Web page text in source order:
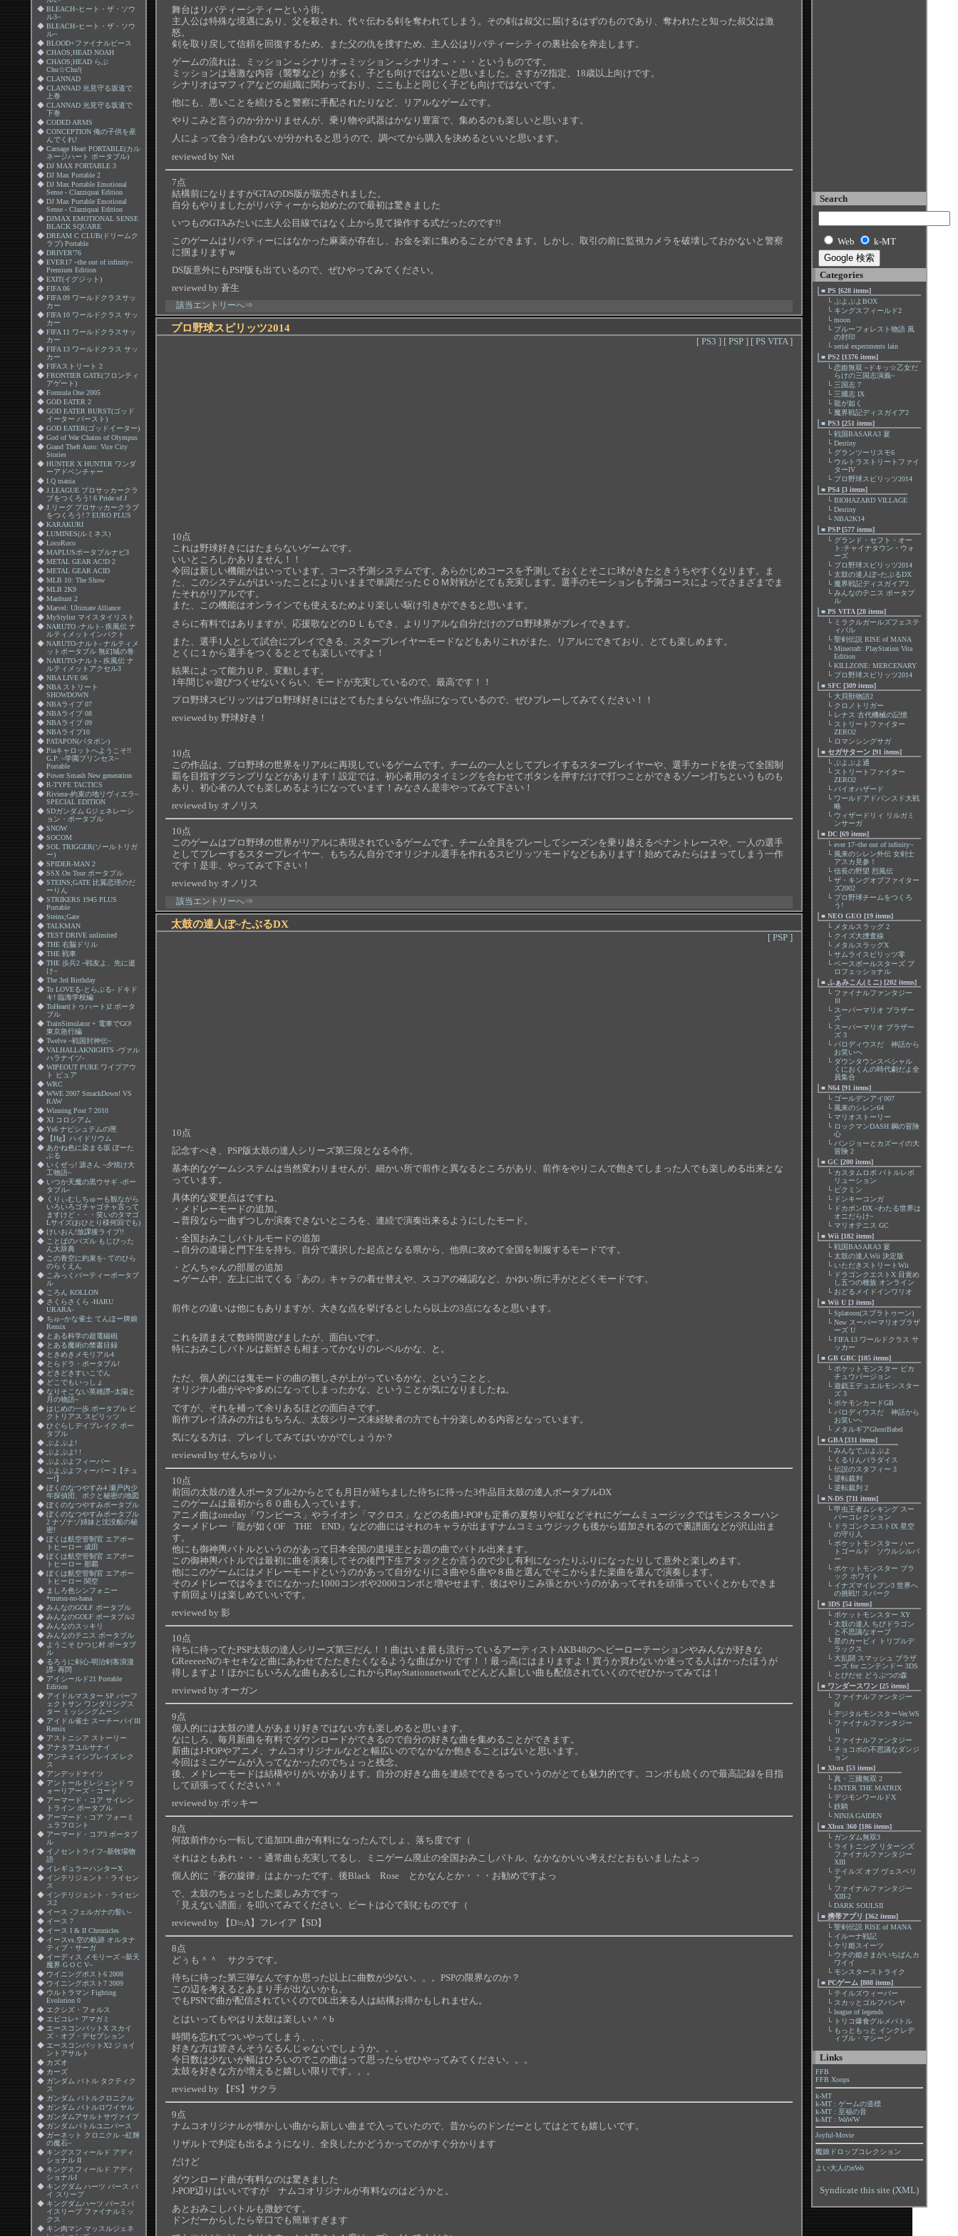
◆ BLEACH~ヒート・ザ・ソウ
ル3~
◆ BLEACH~ヒート・ザ・ソウ
ル~
◆ BLOOD+ファイナルピース
◆ CHAOS;HEAD NOAH
◆ CHAOS;HEAD らぶ
Chu☆Chu!(
◆ CLANNAD
◆ CLANNAD 光見守る坂道で
上巻
◆ CLANNAD 光見守る坂道で
下巻
◆ CODED ARMS
◆ CONCEPTION 俺の子供を産
んでくれ!
◆ Carnage Heart PORTABLE(カル
ネージハート ポータブル)
◆ DJ MAX PORTABLE 3
◆ DJ Max Portable 2
◆ DJ Max Portable Emotional
Sense - Clazziquai Edition
◆ DJ Max Portable Emotional
Sense - Clazziquai Edition
◆ DJMAX EMOTIONAL SENSE
BLACK SQUARE
◆ DREAM C CLUB(ドリームク
ラブ) Portable
◆ DRIVER'76
◆ EVER17 ~the out of infinity~
Premium Edition
◆ EXIT(イグジット)
◆ FIFA 06
◆ FIFA 09 ワールドクラスサッ
カー
◆ FIFA 10 ワールドクラス サッ
カー
◆ FIFA 11 ワールドクラスサッ
カー
◆ FIFA 13 ワールドクラス サッ
カー
◆ FIFAストリート 2
◆ FRONTIER GATE(フロンティ
アゲート)
◆ Formula One 2005
◆ GOD EATER 2
◆ GOD EATER BURST(ゴッド
イーター バースト)
◆ GOD EATER(ゴッドイーター)
◆ God of War Chains of Olympus
◆ Grand Theft Auto: Vice City
Stories
◆ HUNTER X HUNTER ワンダ
ーアドベンチャー
◆ I.Q mania
◆ J.LEAGUE プロサッカークラ
ブをつくろう! 6 Pride of J
◆ J.リーグ プロサッカークラブ
をつくろう! 7 EURO PLUS
◆ KARAKURI
◆ LUMINES(ルミネス)
◆ LocoRoco
◆ MAPLUSポータブルナビ3
◆ METAL GEAR AC!D 2
◆ METAL GEAR ACID
◆ MLB 10: The Show
◆ MLB 2K9
◆ Manhunt 2
◆ Marvel: Ultimate Alliance
◆ MyStylist マイスタイリスト
◆ NARUTO -ナルト- 疾風伝 ナ
ルティメットインパクト
◆ NARUTO-ナルト- ナルティメ
ットポータブル 無幻城の巻
◆ NARUTO-ナルト- 疾風伝 ナ
ルティメットアクセル3
◆ NBA LIVE 06
◆ NBA ストリート
SHOWDOWN
◆ NBAライブ 07
◆ NBAライブ 08
◆ NBAライブ 09
◆ NBAライブ10
◆ PATAPON(パタポン)
◆ Piaキャロットへようこそ!!
G.P. ~学園プリンセス~
Portable
◆ Power Smash New generation
◆ R-TYPE TACTICS
◆ Riviera~約束の地リヴィエラ~
SPECIAL EDITION
◆ SDガンダム Gジェネレーシ
ョン・ポータブル
◆ SNOW
◆ SOCOM
◆ SOL TRIGGER(ソールトリガ
ー)
◆ SPIDER-MAN 2
◆ SSX On Tour ポータブル
◆ STEINS;GATE 比翼恋理のだ
ーりん
◆ STRIKERS 1945 PLUS
Portable
◆ Steins;Gate
◆ TALKMAN
◆ TEST DRIVE unlimited
◆ THE 右脳ドリル
◆ THE 戦車
◆ THE 歩兵2 ~戦友よ、先に逝
け~
◆ The 3rd Birthday
◆ To LOVEる-とらぶる- ドキド
キ! 臨海学校編
◆ ToHeart(トゥハート)2 ポータ
ブル
◆ TrainSimulator + 電車でGO!
東京急行編
◆ Twelve ~戦国封神伝~
◆ VALHALLAKNIGHTS -ヴァル
ハラナイツ-
◆ WIPEOUT PURE ワイプアウ
ト ピュア
◆ WRC
◆ WWE 2007 SmackDown! VS
RAW
◆ Winning Post 7 2010
◆ XI コロシアム
◆ Ys6 ナピシュテムの匣
◆
【Hg】ハイドリウム
◆ あかね色に染まる坂 ぽーた
ぶる
◆ いくぜっ! 源さん ~夕焼け大
工物語~
◆ いつか天魔の黒ウサギ -ポー
タブル-
◆ くりぃむしちゅーも観ながら
いろいろゴチャゴチャ言って
ますけど・・・笑いのタマゴ
Lサイズ(おひとり様何回でも)
◆ けいおん!放課後ライブ!!
◆ ことばのパズル もじぴった
ん大辞典
◆ この青空に約束を- てのひら
のらくえん
◆ こみっくパーティーポータブ
ル
◆ ころん KOLLON
◆ さくらさくら -HARU
URARA-
◆ ちゅ~かな雀士 てんほー牌娘
Remix
◆ とある科学の超電磁砲
◆ とある魔術の禁書目録
◆ ときめきメモリアル4
◆ とらドラ・ポータブル!
◆ どきどきすいこでん
◆ どこでもいっしょ
◆ なりそこない英雄譚~太陽と
月の物語~
◆ はじめの一歩 ポータブル ビ
クトリアス スピリッツ
◆ ひぐらしデイブレイク ポー
タブル
◆
ぷよぷよ!
◆
ぷよぷよ! !
◆
ぷよぷよフィーバー
◆
ぷよぷよフィーバー 2【チュ
ー!】
◆ ぼくのなつやすみ4 瀬戸内少
年探偵団、ボクと秘密の地図
◆ ぼくのなつやすみポータブル
◆ ぼくのなつやすみポータブル
2 ナゾナゾ姉妹と沈没船の秘
密!
◆ ぼくは航空管制官 エアポー
トヒーロー 成田
◆ ぼくは航空管制官 エアポー
トヒーロー 那覇
◆ ぼくは航空管制官 エアポー
トヒーロー 関空
◆ ましろ色シンフォニー
*mutsu-no-hana
◆ みんなのGOLF ポータブル
◆ みんなのGOLF ポータブル2
◆ みんなのスッキリ
◆ みんなのテニス ポータブル
◆ ようこそ ひつじ村 ポータブ
ル
◆ るろうに剣心-明治剣客浪漫
譚- 再閃
◆ アイシールド21 Portable
Edition
◆ アイドルマスター SP パーフ
ェクトサン ワンダリングス
ター ミッシングムーン
◆ アイドル雀士 スーチーパイIII
Remix
◆ アストニシア ストーリー
◆ アナタヲユルサナイ
◆ アンチェインブレイズ レク
ス
◆ アンデッドナイツ
◆ アントールドレジェンド ウ
ォーリアーズ・コード
◆ アーマード・コア サイレン
トライン ポータブル
◆ アーマード・コア フォーミ
ュラフロント
◆ アーマード・コア3 ポータブ
ル
◆ イノセントライフ~新牧場物
語
◆ イレギュラーハンターX
◆ インテリジェント・ライセン
ス
◆ インテリジェント・ライセン
ス2
◆ イース -フェルガナの誓い-
◆ イース 7
◆ イース I & II Chronicles
◆ イースvs.空の軌跡 オルタナ
ティブ・サーガ
◆ イーディス メモリーズ ~新天
魔界 G O C V~
◆ ウイニングポスト6 2008
◆ ウイニングポスト7 2009
◆ ウルトラマン Fighting
Evolution 0
◆ エクシズ・フォルス
◆ エビコレ+ アマガミ
◆ エースコンバットX スカイ
ズ・オブ・デセプション
◆ エースコンバットX2 ジョイ
ントアサルト
◆ カズオ
◆ カーズ
◆ ガンダム バトル タクティク
ス
◆ ガンダム バトルクロニクル
◆ ガンダム バトルロワイヤル
◆ ガンダムアサルトサヴァイブ
◆ ガンダムバトルユニバース
◆ ガーネット クロニクル ~紅輝
の魔石~
◆ キングスフィールド アディ
ショナル II
◆ キングスフィールド アディ
ショナルI
◆ キングダム ハーツ バース バ
イ スリープ
◆ キングダムハーツ バースバ
イスリープ ファイナルミッ
クス
◆ キン肉マン マッスルジェネ
Search
Web k-MT
Categories
■PS [628 items]
└
ぷよぷよBOX
└ キングスフィールド2
└ moon
└ ブルーフォレスト物語 風
の封印
└ serial experiments lain
■PS2 [1376 items]
└ 恋姫無双 ~ドキッ☆乙女だ
らけの三国志演義~
└ 三国志 7
└ 三國志 IX
└ 龍が如く
└ 魔界戦記ディスガイア2
■PS3 [251 items]
└ 戦国BASARA3 宴
└ Destiny
└ グランツーリスモ6
└ ウルトラストリートファイ
ターIV
└ プロ野球スピリッツ2014
■PS4 [3 items]
└ BIOHAZARD VILLAGE
└ Destiny
└ NBA2K14
■PSP [577 items]
└ グランド・セフト・オー
ト:チャイナタウン・ウォ
ーズ
└ プロ野球スピリッツ2014
└ 太鼓の達人ぽ~たぶるDX
└ 魔界戦記ディスガイア2
└ みんなのテニス ポータブ
ル
■PS VITA [28 items]
└ ミラクルガールズフェステ
ィバル
└ 聖剣伝説 RISE of MANA
└ Minecraft: PlayStation Vita
Edition
└ KILLZONE: MERCENARY
└ プロ野球スピリッツ2014
■SFC [309 items]
└ 大貝獣物語2
└ クロノトリガー
└ レナス 古代機械の記憶
└ ストリートファイター
ZERO2
└ ロマンシングサガ
■セガサターン [91 items]
└
ぷよぷよ通
└ ストリートファイター
ZERO2
└ バイオハザード
└ ワールドアドバンスド大戦
略
└ ウィザードリィ リルガミ
ンサーガ
■DC [69 items]
└ ever 17~the out of infinity~
└ 風来のシレン外伝 女剣士
アスカ見参！
└ 信長の野望 烈風伝
└ ザ・キングオブファイター
ズ2002
└ プロ野球チームをつくろ
う!
■NEO GEO [19 items]
└ メタルスラッグ 2
└ クイズ大捜査線
└ メタルスラッグX
└ サムライスピリッツ零
└ ベースボールスターズ プ
ロフェッショナル
■ふぁみこん(ミニ) [202 items]
└ ファイナルファンタジー
Ⅲ
└ スーパーマリオ ブラザー
ズ
└ スーパーマリオ ブラザー
ズ 3
└ パロディウスだ 神話から
お笑いへ
└ ダウンタウンスペシャル
くにおくんの時代劇だよ全
員集合
■N64 [91 items]
└ ゴールデンアイ007
└ 風来のシレン64
└ マリオストーリー
└ ロックマンDASH 鋼の冒険
心
└ バンジョーとカズーイの大
冒険 2
■GC [200 items]
└ カスタムロボ バトルレボ
リューション
└ ピクミン
└ ドンキーコンガ
└ ドカポンDX ~わたる世界は
オニだらけ~
└ マリオテニス GC
■Wii [182 items]
└ 戦国BASARA3 宴
└ 太鼓の達人Wii 決定版
└ いただきストリートWii
└ ドラゴンクエストX 目覚め
し五つの種族 オンライン
└ おどるメイドインワリオ
■Wii U [3 items]
└ Splatoon(スプラトゥーン)
└ New スーパーマリオブラザ
ーズ U
└ FIFA 13 ワールドクラス サ
ッカー
■GB GBC [185 items]
└ ポケットモンスター ピカ
チュウバージョン
└ 遊戯王デュエルモンスター
ズ 3
└ ポケモンカードGB
└ パロディウスだ 神話から
お笑いへ
└ メタルギアGhostBabel
■GBA [331 items]
└ みんなでぷよぷよ
└ くるりんパラダイス
└ 伝説のスタフィー 3
└ 逆転裁判
└ 逆転裁判 2
■N-DS [711 items]
└ 甲虫王者ムシキング スー
パーコレクション
└ ドラゴンクエストIX 星空
の守り人
└ ポケットモンスター ハー
トゴールド ソウルシルバ
ー
└ ポケットモンスター ブラ
ック ホワイト
└ イナズマイレブン3 世界へ
の挑戦!! スパーク
■3DS [54 items]
└ ポケットモンスター XY
└ 太鼓の達人 ちびドラゴン
と不思議なオーブ
└ 星のカービィ トリプルデ
ラックス
└ 大乱闘 スマッシュ ブラザ
ーズ for ニンテンドー 3DS
└ とびだせ どうぶつの森
■ ワンダースワン [25 items]
└ ファイナルファンタジー
Ⅳ
└ デジタルモンスターVer.WS
└ ファイナルファンタジー
Ⅱ
└ ファイナルファンタジー
└ チョコボの不思議なダンジ
ョン
■Xbox [53 items]
└ 真・三國無双 2
└ ENTER THE MATRIX
└ デジモンワールドX
└ 鉄騎
└ NINJA GAIDEN
■Xbox 360 [186 items]
└ ガンダム無双3
└ ライトニング リターンズ
ファイナルファンタジー
XIII
└ テイルズ オブ ヴェスペリ
ア
└ ファイナルファンタジー
XIII-2
└ DARK SOULSII
■携帯アプリ [362 items]
└ 聖剣伝説 RISE of MANA
└ イルーナ戦記
└ ケリ姫スイーツ
└ ウチの姫さまがいちばんカ
ワイイ
└ モンスターストライク
■PCゲーム [808 items]
└ テイルズウィーバー
└ スカッとゴルフパンヤ
└ league of legends
└ トリコ爆食グルメバトル
└ もっともっと インクレデ
ィブル・マシーン
Links
FFB
FFB Xoops
k-MT
k-MT : ゲームの道標
k-MT : 至福の音
k-MT : WaWW
Joyful-Movie
艦娘ドロップコレクション
よい大人のnWo
Syndicate this site (XML)
舞台はリバティーシティーという街。
主人公は特殊な境遇にあり、父を殺され、代々伝わる剣を奪われてしまう。その剣は叔父に届けるはずのものであり、奪われたと知った叔父は激
怒。
剣を取り戻して信頼を回復するため、また父の仇を捜すため、主人公はリバティーシティの裏社会を奔走します。
ゲームの流れは、ミッション→シナリオ→ミッション→シナリオ→・・・というものです。
ミッションは過激な内容（襲撃など）が多く、子ども向けではないと思いました。さすがZ指定、18歳以上向けです。
シナリオはマフィアなどの組織に関わっており、ここも上と同じく子ども向けではないです。
他にも、悪いことを続けると警察に手配されたりなど、リアルなゲームです。
やりこみと言うのか分かりませんが、乗り物や武器はかなり豊富で、集めるのも楽しいと思います。
人によって合う/合わないが分かれると思うので、調べてから購入を決めるといいと思います。
reviewed by Net
7点
結構前になりますがGTAのDS版が販売されました。
自分もやりましたがリバティーから始めたので最初は驚きました
いつものGTAみたいに主人公目線ではなく上から見て操作する式だったのです!!
このゲームはリバティーにはなかった麻薬が存在し、お金を楽に集めることができます。しかし、取引の前に監視カメラを破壊しておかないと警察
に掴まりますｗ
DS版意外にもPSP版も出ているので、ぜひやってみてください。
reviewed by 蒼生
該当エントリーへ⇒
プロ野球スピリッツ2014
[ PS3 ] [ PSP ] [ PS VITA]
10点
これは野球好きにはたまらないゲームです。
いいところしかありません！！
今回は新しい機能がはいっています。コース予測システムです。あらかじめコースを予測しておくとそこに球がきたときうちやすくなります。ま
た、このシステムがはいったことによりいままで単調だったＣＯＭ対戦がとても充実します。選手のモーションも予測コースによってさまざまでま
たそれがリアルです。
また、この機能はオンラインでも使えるためより楽しい駆け引きができると思います。
さらに有料ではありますが、応援歌などのＤＬもでき、よりリアルな自分だけのプロ野球界がプレイできます。
また、選手1人として試合にプレイできる、スタープレイヤーモードなどもありこれがまた、リアルにできており、とても楽しめます。
とくに１から選手をつくるととても楽しいですよ！
結果によって能力ＵＰ、変動します。
1年間じゃ遊びつくせないくらい、モードが充実しているので、最高です！！
プロ野球スピリッツはプロ野球好きにはとてもたまらない作品になっているので、ぜひプレーしてみてください！！
reviewed by 野球好き！
10点
この作品は、プロ野球の世界をリアルに再現しているゲームです。チームの一人としてプレイするスタープレイヤーや、選手カードを使って全国制
覇を目指すグランプリなどがあります！設定では、初心者用のタイミングを合わせてボタンを押すだけで打つことができるゾーン打ちというものも
あり、初心者の人でも楽しめるようになっています！みなさん是非やってみて下さい！
reviewed by オノリス
10点
このゲームはプロ野球の世界がリアルに表現されているゲームです。チーム全員をプレーしてシーズンを乗り越えるペナントレースや、一人の選手
としてプレーするスタープレイヤー、もちろん自分でオリジナル選手を作れるスピリッツモードなどもあります！始めてみたらはまってしまう一作
です！是非、やってみて下さい！
reviewed by オノリス
該当エントリーへ⇒
太鼓の達人ぽ~たぶるDX
[ PSP ]
10点
記念すべき、PSP版太鼓の達人シリーズ第三段となる今作。
基本的なゲームシステムは当然変わりませんが、細かい所で前作と異なるところがあり、前作をやりこんで飽きてしまった人でも楽しめる出来とな
っています。
具体的な変更点はですね、
・メドレーモードの追加。
→普段なら一曲ずつしか演奏できないところを、連続で演奏出来るようにしたモード。
・全国おみこしバトルモードの追加
→自分の道場と門下生を持ち、自分で選択した起点となる県から、他県に攻めて全国を制服するモードです。
・どんちゃんの部屋の追加
→ゲーム中、左上に出てくる「あの」キャラの着せ替えや、スコアの確認など、かゆい所に手がとどくモードです。
前作との違いは他にもありますが、大きな点を挙げるとしたら以上の3点になると思います。
これを踏まえて数時間遊びましたが、面白いです。
特におみこしバトルは新鮮さも相まってかなりのレベルかな、と。
ただ、個人的には鬼モードの曲の難しさが上がっているかな、ということと、
オリジナル曲がやや多めになってしまったかな、ということが気になりましたね。
ですが、それを補って余りあるほどの面白さです。
前作プレイ済みの方はもちろん、太鼓シリーズ未経験者の方でも十分楽しめる内容となっています。
気になる方は、プレイしてみてはいかがでしょうか？
reviewed by せんちゅりぃ
10点
前回の太鼓の達人ポータブル2からとても月日が経ちました待ちに待った3作品目太鼓の達人ポータブルDX
このゲームは最初から６０曲も入っています。
アニメ曲はoneday「ワンピース」やライオン「マクロス」などの名曲J-POPも定番の夏祭りや紅などそれにゲームミュージックではモンスターハン
ターメドレー「龍が如くOF THE END」などの曲にはそれのキャラが出ますナムコミュウジックも後から追加されるので裏譜面などが沢山出ま
す。
他にも御神輿バトルというのがあって日本全国の道場主とお題の曲でバトル出来ます。
この御神輿バトルでは最初に曲を演奏してその後門下生アタックとか言うので少し有利になったりふりになったりして意外と楽しめます。
他にこのゲームにはメドレーモードというのがあって自分なりに３曲や５曲や８曲と選んでそこからまた楽曲を選んで演奏します。
そのメドレーでは今までになかった1000コンボや2000コンボと増やせます、後はやりこみ張とかいうのがあってそれを頑張っていくとかもできま
す前回よりは楽しめていいです。
reviewed by 影
10点
待ちに待ってたPSP太鼓の達人シリーズ第三だん！！曲はいま最も流行っているアーティストAKB48のヘビーローテーションやみんなが好きな
GReeeeeNのキセキなど曲にあわせてたたきたくなるような曲ばかりです！！最っ高にはまりますよ！買うか買わないか迷ってる人はかったほうが
得しますよ！ほかにもいろんな曲もあるしこれからPlayStationnetworkでどんどん新しい曲も配信されていくのでぜひかってみては！
reviewed by オーガン
9点
個人的には太鼓の達人があまり好きではない方も楽しめると思います。
なにしろ、毎月新曲を有料でダウンロードができるので自分の好きな曲を集めることができます。
新曲はJ-POPやアニメ、ナムコオリジナルなどと幅広いのでなかなか飽きることはないと思います。
今回はミニゲームが入ってなかったのでちょっと残念。
後、メドレーモードは結構やりがいがあります。自分の好きな曲を連続でできるっていうのがとても魅力的です。コンボも続くので最高記録を目指
して頑張ってください＾＾
reviewed by ポッキー
8点
何故前作から一転して追加DL曲が有料になったんでしょ、落ち度です（
それはともあれ・・・通常曲も充実してるし、ミニゲーム廃止の全国おみこしバトル、なかなかいい考えだとおもいましたよっ
個人的に「蒼の旋律」はよかったです、後Black Rose とかなんとか・・・お勧めですよっ
で、太鼓のちょっとした楽しみ方ですっ
「見えない譜面」を叩いてみてください、ビートは心で刻むものです（
reviewed by 【D≒A】フレイア【SD】
8点
どぅも＾＾ サクラです。
待ちに待った第三弾なんですか思った以上に曲数が少ない。。。PSPの限界なのか？
この辺を考えるとあまり手が出ないかも。
でもPSNで曲が配信されていくのでDL出来る人は結構お得かもしれません。
とはいってもやはり太鼓は楽しい＾＾b
時間を忘れてついやってしまう、、、
好きな方は皆さんそうなるんじゃないでしょうか。。。
今日数は少ないが幅はひろいのでこの曲はって思ったらぜひやってみてください。。。
太鼓を好きな方が増えると嬉しい限りです。。。
reviewed by 【FS】サクラ
9点
ナムコオリジナルが懐かしい曲から新しい曲まで入っていたので、昔からのドンだーとしてはとても嬉しいです。
リザルトで判定も出るようになり、全良したかどうかってのがすぐ分かります
だけど
ダウンロード曲が有料なのは驚きました
J-POP辺りはいいですが ナムコオリジナルが有料なのはどうかと。
あとおみこしバトルも微妙です。
ドンだーからしたら辛口でも簡単すぎます